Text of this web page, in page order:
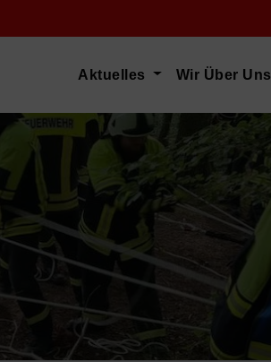
Aktuelles Wir Über Uns